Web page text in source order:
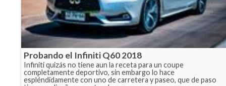
Probando el Infiniti Q60 2018
Infiniti quizás no tiene aun la receta para un coupe
completamente deportivo, sin embargo lo hace
espléndidamente con uno de carretera y paseo, que de paso